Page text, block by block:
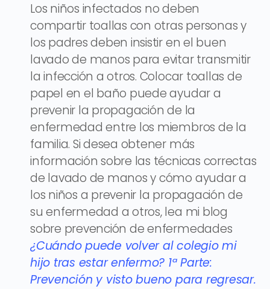
Los niños infectados no deben
compartir toallas con otras personas y
los padres deben insistir en el buen
lavado de manos para evitar transmitir
la infección a otros. Colocar toallas de
papel en el baño puede ayudar a
prevenir la propagación de la
enfermedad entre los miembros de la
familia. Si desea obtener más
información sobre las técnicas correctas
de lavado de manos y cómo ayudar a
los niños a prevenir la propagación de
su enfermedad a otros, lea mi blog
sobre prevención de enfermedades
¿Cuándo puede volver al colegio mi
hijo tras estar enfermo? 1ª Parte:
Prevención y visto bueno para regresar.